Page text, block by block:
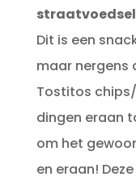
straatvoedsel
Dit is een
maar nergens
Tostitos
dingen eraan
om het
en eraan!